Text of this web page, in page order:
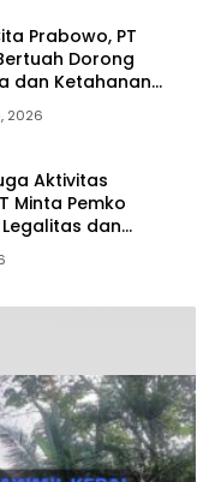
Prabowo, PT
Dorong
dan Ketahanan
2026
Aktivitas
Minta Pemko
dan
di Jalan Tanjung